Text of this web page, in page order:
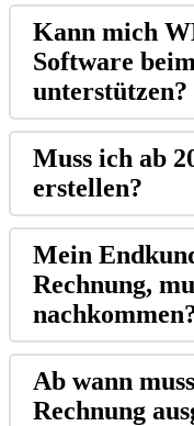
Kann mich
Software
unterstützen?
Muss ich ab
erstellen?
Mein
Rechnung,
Ab wann
Rechnung